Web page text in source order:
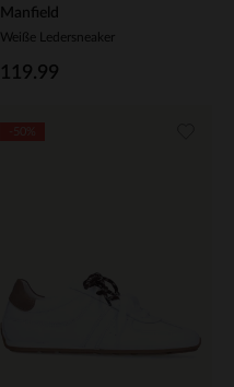
Manfield
Weiße Ledersneaker
119.99